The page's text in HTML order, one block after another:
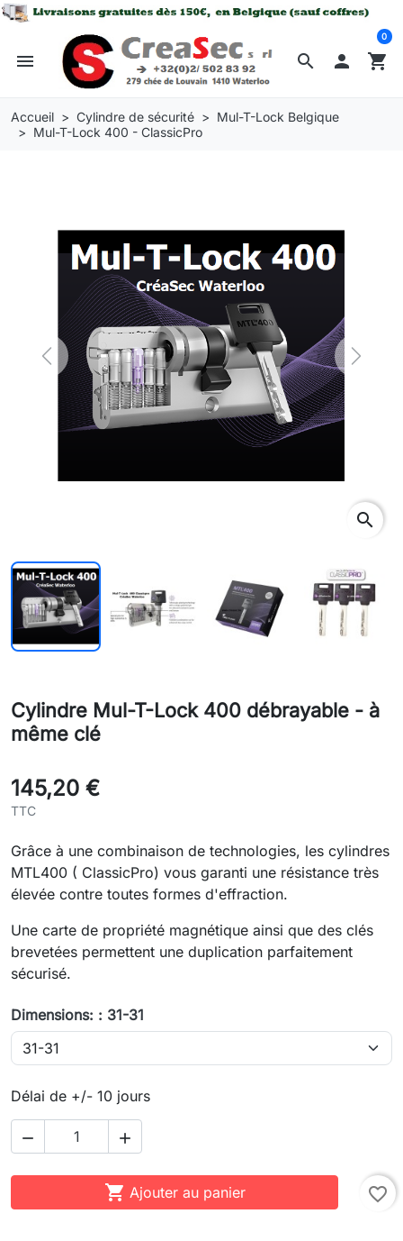
search
menu  shopping_cart
0
Accueil Cylindre de sécurité
Mul-T-Lock Belgique
Mul-T-Lock 400 - ClassicPro
Previous Next
search
Cylindre Mul-T-Lock 400 débrayable - à
même clé
145,20 €
TTC
Grâce à une combinaison de technologies, les cylindres
MTL400 ( ClassicPro) vous garanti une résistance très
élevée contre toutes formes d'effraction.
Une carte de propriété magnétique ainsi que des clés
brevetées permettent une duplication parfaitement
sécurisé.
Dimensions: : 31-31
Délai de +/- 10 jours
 
 Ajouter au panier favorite_border